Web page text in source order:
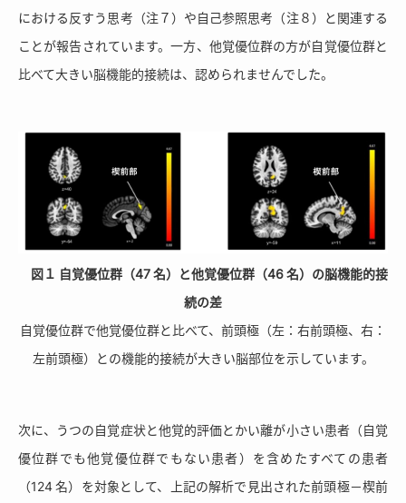
における反すう思考（注７）や自己参照思考（注８）と関連する
ことが報告されています。一方、他覚優位群の方が自覚優位群と
比べて大きい脳機能的接続は、認められませんでした。
図１ 自覚優位群（47 名）と他覚優位群（46 名）の脳機能的接
続の差
自覚優位群で他覚優位群と比べて、前頭極（左：右前頭極、右：
左前頭極）との機能的接続が大きい脳部位を示しています。
次に、うつの自覚症状と他覚的評価とかい離が小さい患者（自覚
優位群でも他覚優位群でもない患者）を含めたすべての患者
（124 名）を対象として、上記の解析で見出された前頭極－楔前